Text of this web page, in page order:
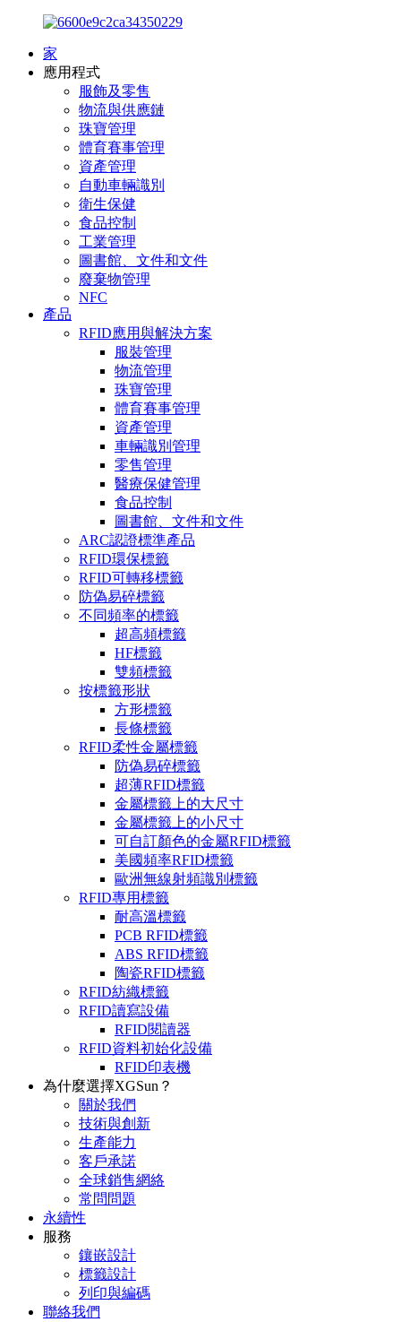
家
應用程式
服飾及零售
物流與供應鏈
珠寶管理
體育賽事管理
資產管理
自動車輛識別
衛生保健
食品控制
工業管理
圖書館、文件和文件
廢棄物管理
NFC
產品
RFID應用與解決方案
服裝管理
物流管理
珠寶管理
體育賽事管理
資產管理
車輛識別管理
零售管理
醫療保健管理
食品控制
圖書館、文件和文件
ARC認證標準產品
RFID環保標籤
RFID可轉移標籤
防偽易碎標籤
不同頻率的標籤
超高頻標籤
HF標籤
雙頻標籤
按標籤形狀
方形標籤
長條標籤
RFID柔性金屬標籤
防偽易碎標籤
超薄RFID標籤
金屬標籤上的大尺寸
金屬標籤上的小尺寸
可自訂顏色的金屬RFID標籤
美國頻率RFID標籤
歐洲無線射頻識別標籤
RFID專用標籤
耐高溫標籤
PCB RFID標籤
ABS RFID標籤
陶瓷RFID標籤
RFID紡織標籤
RFID讀寫設備
RFID閱讀器
RFID資料初始化設備
RFID印表機
為什麼選擇XGSun？
關於我們
技術與創新
生產能力
客戶承諾
全球銷售網絡
常問問題
永續性
服務
鑲嵌設計
標籤設計
列印與編碼
聯絡我們